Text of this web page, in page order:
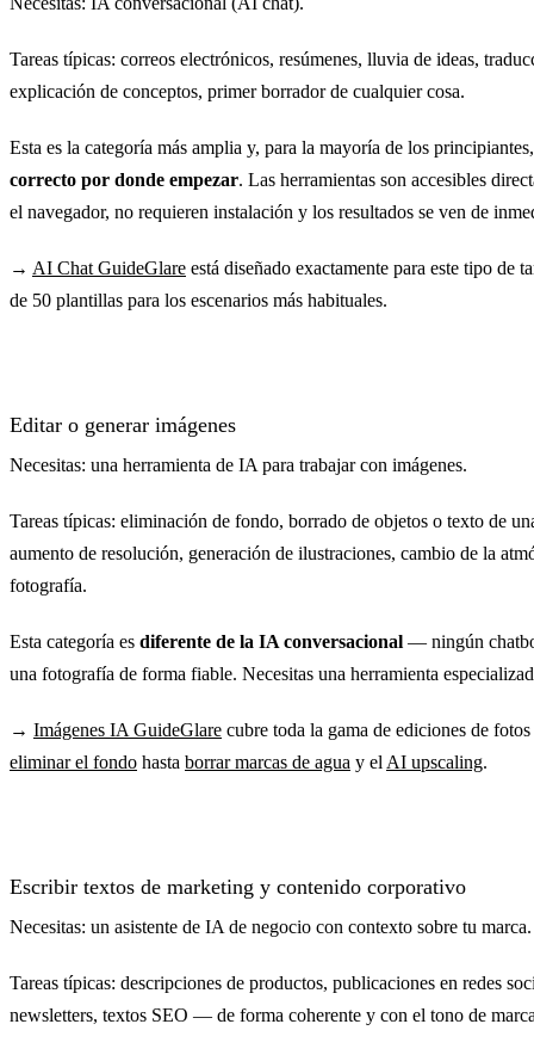
Tareas típicas: correos electrónicos, resúmenes, lluvia de ideas,
explicación de conceptos, primer borrador de cualquier cosa.
Esta es la categoría más amplia y, para la mayoría de los
correcto por donde empezar. Las herramientas son accesibles
el navegador, no requieren instalación y los resultados se ven de
→ AI Chat GuideGlare está diseñado exactamente para este tipo de
de 50 plantillas para los escenarios más habituales.
Editar o generar imágenes
Necesitas: una herramienta de IA para trabajar con imágenes.
Tareas típicas: eliminación de fondo, borrado de objetos o texto de
aumento de resolución, generación de ilustraciones, cambio de la
fotografía.
Esta categoría es diferente de la IA conversacional — ningún
una fotografía de forma fiable. Necesitas una herramienta
→ Imágenes IA GuideGlare cubre toda la gama de ediciones de
eliminar el fondo hasta borrar marcas de agua y el AI upscaling.
Escribir textos de marketing y contenido corporativo
Necesitas: un asistente de IA de negocio con contexto sobre tu marca.
Tareas típicas: descripciones de productos, publicaciones en redes
newsletters, textos SEO — de forma coherente y con el tono de